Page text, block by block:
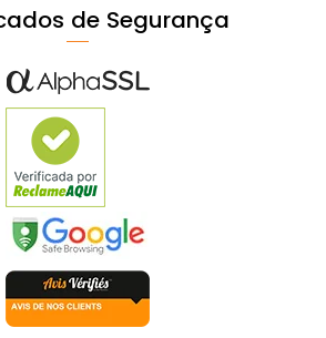
de Segurança